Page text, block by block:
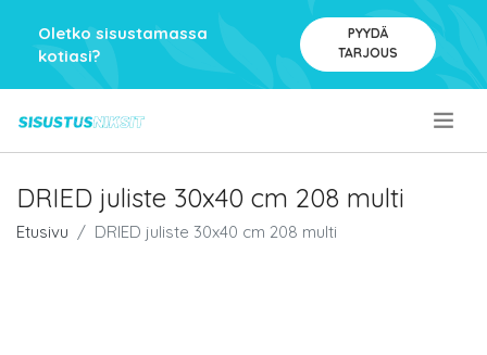
Oletko sisustamassa
kotiasi?
PYYDÄ
TARJOUS
DRIED juliste 30x40 cm 208 multi
Etusivu DRIED juliste 30x40 cm 208 multi